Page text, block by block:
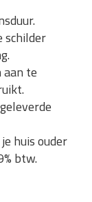
schilder
te
huis ouder
btw.